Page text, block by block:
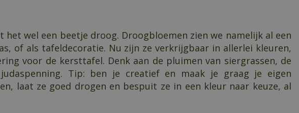
wel een beetje droog. Droogbloemen zien we namelijk al een
of als tafeldecoratie. Nu zijn ze verkrijgbaar in allerlei kleuren,
voor de kersttafel. Denk aan de pluimen van siergrassen, de
Tip: ben je creatief en maak je graag je eigen
laat ze goed drogen en bespuit ze in een kleur naar keuze, al